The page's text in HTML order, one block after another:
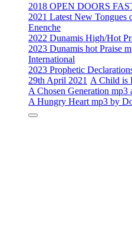
2018 OPEN DOORS
2021 Latest New Tongues
Enenche
2022 Dunamis High/Hot
2023 Dunamis hot Praise
International
2023 Prophetic
29th April 2021 A Child is
A Chosen Generation
A Hungry Heart mp3 by